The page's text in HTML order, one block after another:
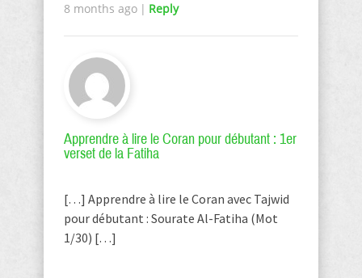
8 months ago | Reply
Apprendre à lire le Coran pour débutant : 1er
verset de la Fatiha
[…] Apprendre à lire le Coran avec Tajwid
pour débutant : Sourate Al-Fatiha (Mot
1/30) […]